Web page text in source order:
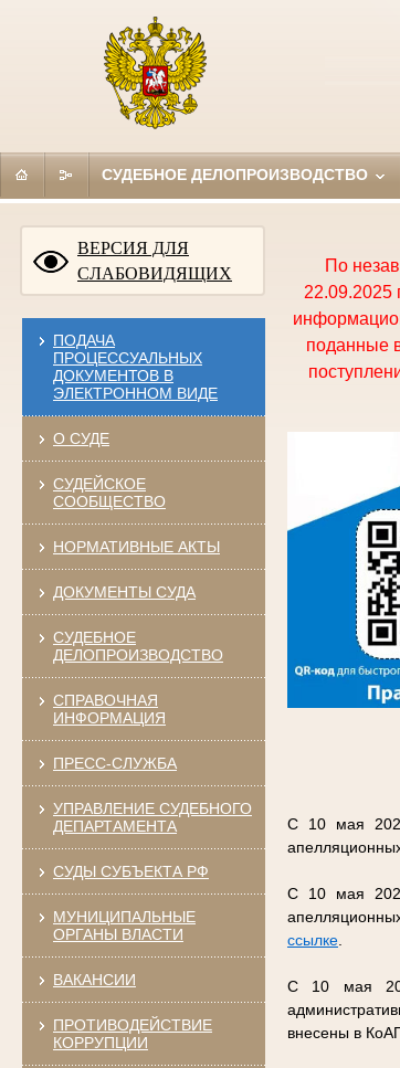
СУДЕБНОЕ ДЕЛОПРОИЗВОДСТВО
ВЕРСИЯ ДЛЯ
СЛАБОВИДЯЩИХ
ПОДАЧА
ПРОЦЕССУАЛЬНЫХ
ДОКУМЕНТОВ В
ЭЛЕКТРОННОМ ВИДЕ
О СУДЕ
СУДЕЙСКОЕ
СООБЩЕСТВО
НОРМАТИВНЫЕ АКТЫ
ДОКУМЕНТЫ СУДА
СУДЕБНОЕ
ДЕЛОПРОИЗВОДСТВО
СПРАВОЧНАЯ
ИНФОРМАЦИЯ
ПРЕСС-СЛУЖБА
УПРАВЛЕНИЕ СУДЕБНОГО
ДЕПАРТАМЕНТА
СУДЫ СУБЪЕКТА РФ
МУНИЦИПАЛЬНЫЕ
ОРГАНЫ ВЛАСТИ
ВАКАНСИИ
ПРОТИВОДЕЙСТВИЕ
КОРРУПЦИИ
По
22.09.2025
поданные
С 10 мая
С 10 мая
ссылке.
С 10 мая
внесены в